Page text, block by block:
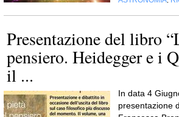
Presentazione del libro
pensiero. Heidegger e i
il ...
In data 4
presentazione